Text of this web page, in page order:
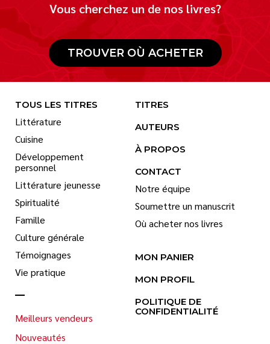
Vous cherchez un de nos livres?
TROUVER OÙ ACHETER
TOUS LES TITRES
Littérature
Cuisine
Développement
personnel
Littérature jeunesse
Spiritualité
Famille
Culture générale
Témoignages
Vie pratique
Meilleurs vendeurs
Nouveautés
TITRES
AUTEURS
À PROPOS
CONTACT
Notre équipe
Soumettre un manuscrit
Où acheter nos livres
MON PANIER
MON PROFIL
POLITIQUE DE
CONFIDENTIALITÉ